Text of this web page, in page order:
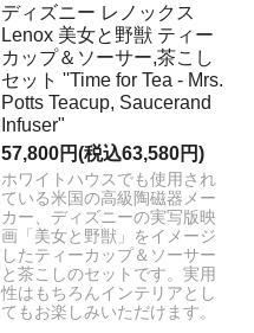
ディズニー レノックス
Lenox 美女と野獣 ティー
カップ＆ソーサー,茶こし
セット ''Time for Tea - Mrs.
Potts Teacup, Saucerand
Infuser"
57,800円(税込63,580円)
ホワイトハウスでも使用され
ている米国の高級陶磁器メー
カー、ディズニーの実写版映
画「美女と野獣」をイメージ
したティーカップ＆ソーサー
と茶こしのセットです。実用
性はもちろんインテリアとし
てもお楽しみいただけます。